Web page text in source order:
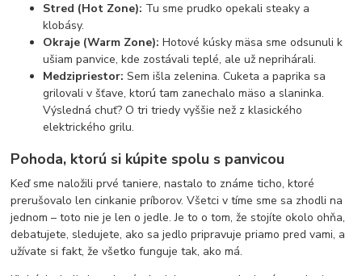
Stred (Hot Zone): Tu sme prudko opekali steaky a
klobásy.
Okraje (Warm Zone): Hotové kúsky mäsa sme odsunuli k
ušiam panvice, kde zostávali teplé, ale už neprihárali.
Medzipriestor: Sem išla zelenina. Cuketa a paprika sa
grilovali v šťave, ktorú tam zanechalo mäso a slaninka.
Výsledná chuť? O tri triedy vyššie než z klasického
elektrického grilu.
Pohoda, ktorú si kúpite spolu s panvicou
Keď sme naložili prvé taniere, nastalo to známe ticho, ktoré
prerušovalo len cinkanie príborov. Všetci v tíme sme sa zhodli na
jednom – toto nie je len o jedle. Je to o tom, že stojíte okolo ohňa,
debatujete, sledujete, ako sa jedlo pripravuje priamo pred vami, a
užívate si fakt, že všetko funguje tak, ako má.